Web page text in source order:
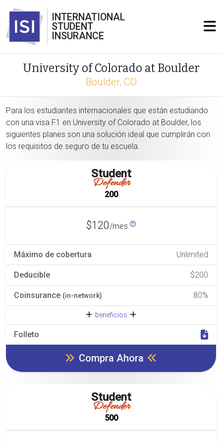
INTERNATIONAL
STUDENT
INSURANCE
University of Colorado at Boulder
Boulder, CO
Para los estudiantes internacionales que están estudiando
con una visa F1 en University of Colorado at Boulder, los
siguientes planes son una solución ideal que cumplirán con
los requisitos de seguro de tu escuela.
Student
Defender
200
$120/mes
Máximo de cobertura Unlimited
Deducible $200
Coinsurance (in-network) 80%
beneficios
Folleto
Compra Ahora
Student
Defender
500